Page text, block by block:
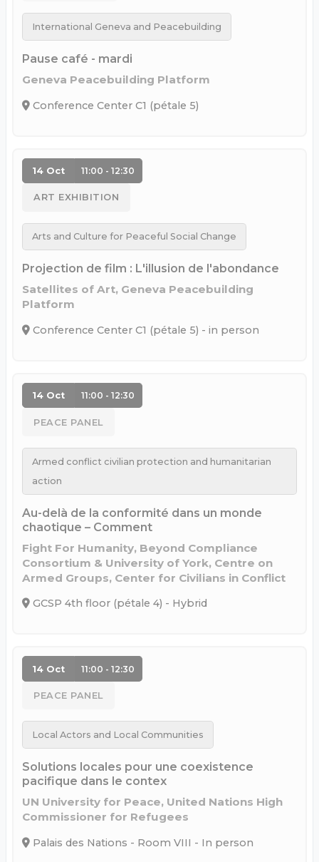
International Geneva and Peacebuilding
Pause café - mardi
Geneva Peacebuilding Platform
Conference Center C1 (pétale 5)
14 Oct 11:00 - 12:30
ART EXHIBITION
Arts and Culture for Peaceful Social Change
Projection de film : L'illusion de l'abondance
Satellites of Art, Geneva Peacebuilding
Platform
Conference Center C1 (pétale 5) - in person
14 Oct 11:00 - 12:30
PEACE PANEL
Armed conflict civilian protection and humanitarian
action
Au-delà de la conformité dans un monde
chaotique – Comment
Fight For Humanity, Beyond Compliance
Consortium & University of York, Centre on
Armed Groups, Center for Civilians in Conflict
GCSP 4th floor (pétale 4) - Hybrid
14 Oct 11:00 - 12:30
PEACE PANEL
Local Actors and Local Communities
Solutions locales pour une coexistence
pacifique dans le contex
UN University for Peace, United Nations High
Commissioner for Refugees
Palais des Nations - Room VIII - In person